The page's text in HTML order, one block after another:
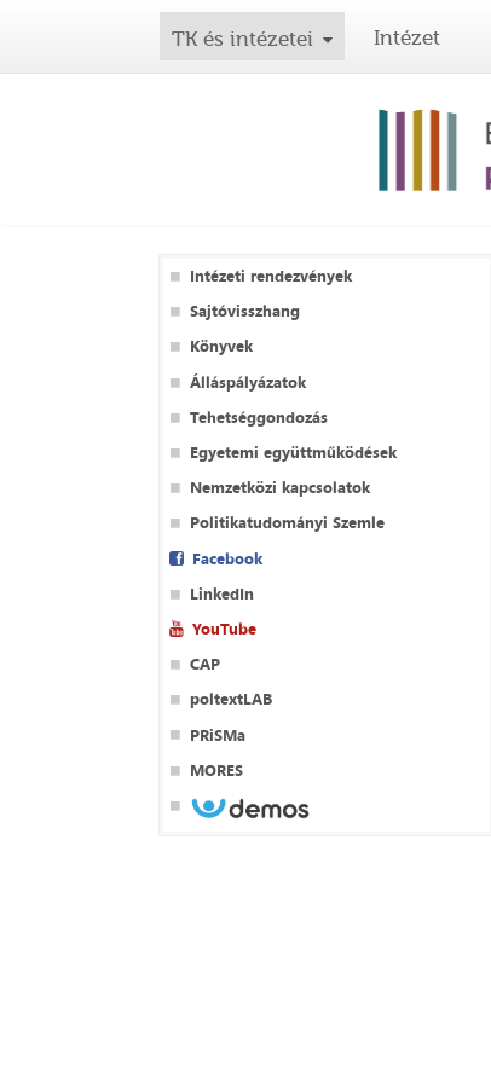
TK és intézetei Intézet
Intézeti rendezvények
Sajtóvisszhang
Könyvek
Álláspályázatok
Tehetséggondozás
Egyetemi együttműködések
Nemzetközi kapcsolatok
Politikatudományi Szemle
Facebook
LinkedIn
YouTube
CAP
poltextLAB
PRiSMa
MORES